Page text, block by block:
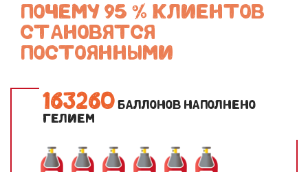
ПОЧЕМУ 95 % КЛИЕНТОВ
СТАНОВЯТСЯ
ПОСТОЯННЫМИ
163260 БАЛЛОНОВ НАПОЛНЕНО
ГЕЛИЕМ